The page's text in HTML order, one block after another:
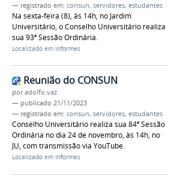
— registrado em: consun, servidores, estudantes
Na sexta-feira (8), às 14h, no Jardim
Universitário, o Conselho Universitário realiza
sua 93ª Sessão Ordinária.
Localizado em Informes
Reunião do CONSUN
poradolfo.vaz
— publicado 21/11/2023
— registrado em: consun, servidores, estudantes
Conselho Universitário realiza sua 84ª Sessão
Ordinária no dia 24 de novembro, às 14h, no
JU, com transmissão via YouTube.
Localizado em Informes